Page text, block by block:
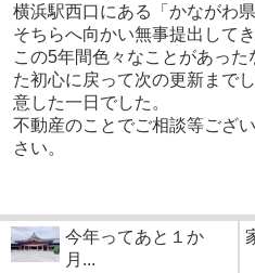
横浜駅西口にある「かながわ
そちらへ向かい無事提出してき
この5年間色々なことがあった
た初心に戻って次の更新まで
意した一日でした。
不動産のことでご相談等ござ
さい。
今年ってあと１か
月...